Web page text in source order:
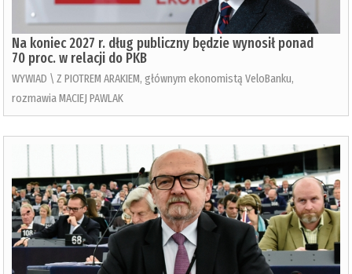
Na koniec 2027 r. dług publiczny będzie wynosił ponad
70 proc. w relacji do PKB
WYWIAD \ Z PIOTREM ARAKIEM, głównym ekonomistą VeloBanku,
rozmawia MACIEJ PAWLAK